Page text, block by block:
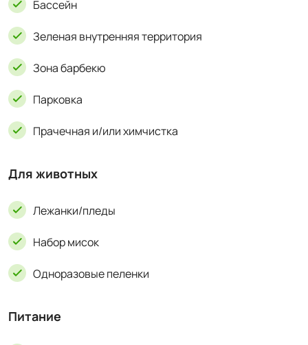
Бассейн
Зеленая внутренняя территория
Зона барбекю
Парковка
Прачечная и/или химчистка
Для животных
Лежанки/пледы
Набор мисок
Одноразовые пеленки
Питание